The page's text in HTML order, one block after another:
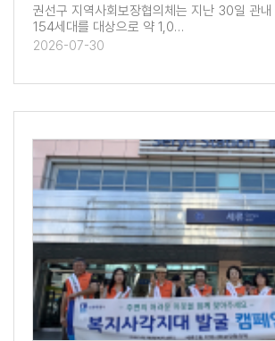
권선구 지역사회보장협의체는 지난 30일 관
154세대를 대상으로 약 1,0…
2026-07-30